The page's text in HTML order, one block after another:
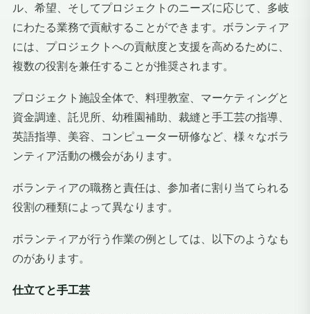
ル、希望、そしてプロジェクトのニーズに応じて、多岐
にわたる業務で貢献することができます。ボランティア
には、プロジェクトへの貢献度と支援を高めるために、
複数の役割を兼任することが推奨されます。
プロジェクト施設全体で、料理教室、マーケティングと
資金調達、託児所、幼稚園補助、裁縫と手工芸の指導、
英語指導、美容、コンピューター研修など、様々なボラ
ンティア活動の機会があります。
ボランティアの職務と責任は、参加者に割り当てられる
役割の種類によって異なります。
ボランティアが行う作業の例としては、以下のようなも
のがあります。
仕立てと手工芸